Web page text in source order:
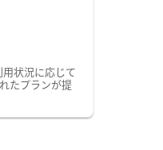
状況に応じて
たプランが提